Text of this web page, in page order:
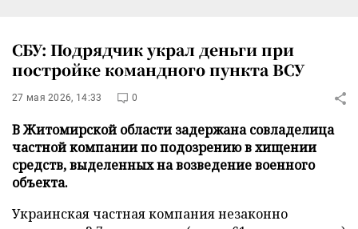
СБУ: Подрядчик украл деньги при
постройке командного пункта ВСУ
27 мая 2026, 14:33 0
В Житомирской области задержана совладелица
частной компании по подозрению в хищении
средств, выделенных на возведение военного
объекта.
Украинская частная компания незаконно